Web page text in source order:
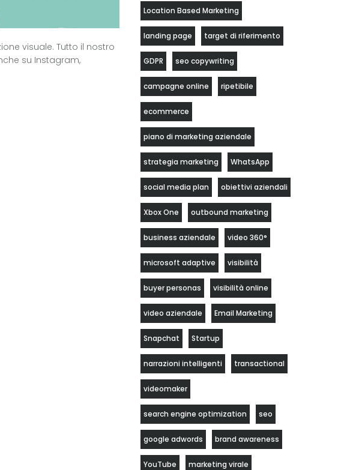
visuale. Tutto il nostro
su Instagram,
Location Based Marketing
landing page target di riferimento
GDPR seo copywriting
campagne online ripetibile
ecommerce
piano di marketing aziendale
strategia marketing WhatsApp
social media plan obiettivi aziendali
Xbox One outbound marketing
business aziendale video 360°
microsoft adaptive visibilità
buyer personas visibilità online
video aziendale Email Marketing
Snapchat Startup
narrazioni intelligenti transactional
videomaker
search engine optimization seo
google adwords brand awareness
YouTube marketing virale